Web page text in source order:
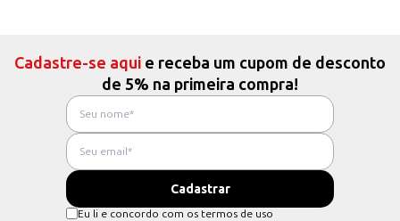
Cadastre-se aqui e receba um cupom de desconto
de 5% na primeira compra!
Eu li e concordo com os termos de uso